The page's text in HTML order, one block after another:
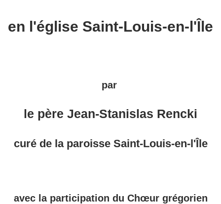
en l'église Saint-Louis-en-l'Île
par
le père Jean-Stanislas Rencki
curé de la paroisse Saint-Louis-en-l'Île
avec la participation du Chœur grégorien